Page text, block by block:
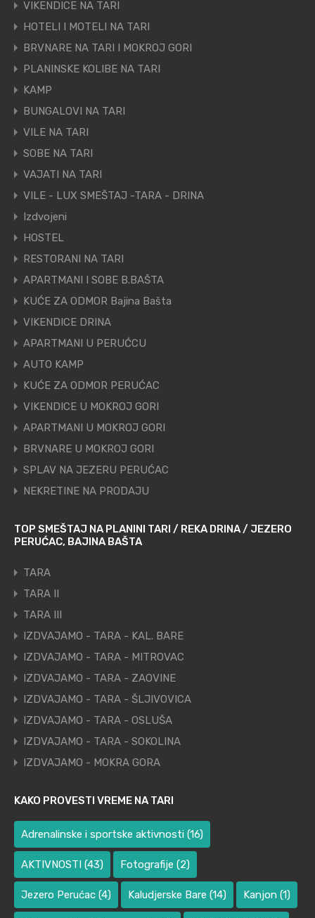
VIKENDICE NA TARI
HOTELI I MOTELI NA TARI
BRVNARE NA TARI I MOKROJ GORI
PLANINSKE KOLIBE NA TARI
KAMP
BUNGALOVI NA TARI
VILE NA TARI
SOBE NA TARI
VAJATI NA TARI
VILE - LUX SMEŠTAJ -TARA - DRINA
Izdvojeni
HOSTEL
RESTORANI NA TARI
APARTMANI I SOBE B.BAŠTA
KUĆE ZA ODMOR Bajina Bašta
VIKENDICE DRINA
APARTMANI U PERUĆCU
AUTO KAMP
KUĆE ZA ODMOR PERUĆAC
VIKENDICE U MOKROJ GORI
APARTMANI U MOKROJ GORI
BRVNARE U MOKROJ GORI
SPLAV NA JEZERU PERUĆAC
NEKRETINE NA PRODAJU
TOP SMEŠTAJ NA PLANINI TARI / REKA DRINA / JEZERO
PERUĆAC, BAJINA BAŠTA
TARA
TARA II
TARA III
IZDVAJAMO - TARA - KAL. BARE
IZDVAJAMO - TARA - MITROVAC
IZDVAJAMO - TARA - ZAOVINE
IZDVAJAMO - TARA - ŠLJIVOVICA
IZDVAJAMO - TARA - OSLUŠA
IZDVAJAMO - TARA - SOKOLINA
IZDVAJAMO - MOKRA GORA
KAKO PROVESTI VREME NA TARI
Adrenalinske i sportske aktivnosti (16)
AKTIVNOSTI (43) Fotografije (2)
Jezero Perućac (4) Kaludjerske Bare (14) Kanjon (1)